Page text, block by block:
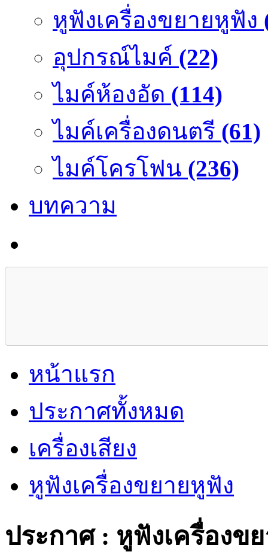
หูฟังเครื่องขยายหูฟัง
อุปกรณ์ไมค์ (22)
ไมค์ห้องอัด (114)
ไมค์เครื่องดนตรี (61)
ไมค์โครโฟน (236)
บทความ
หน้าแรก
ประกาศทั้งหมด
เครื่องเสียง
หูฟังเครื่องขยายหูฟัง
ประกาศ : หูฟังเครื่องข